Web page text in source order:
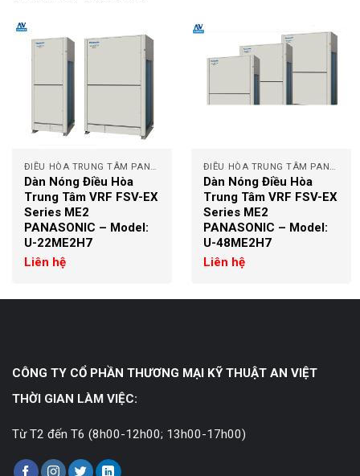
ĐIỀU HÒA TRUNG TÂM PANASONIC
Dàn Nóng Điều Hòa
Trung Tâm VRF FSV-EX
Series ME2
PANASONIC – Model:
U-22ME2H7
Liên hệ
ĐIỀU HÒA TRUNG TÂM PANASONIC
Dàn Nóng Điều Hòa
Trung Tâm VRF FSV-EX
Series ME2
PANASONIC – Model:
U-48ME2H7
Liên hệ
CÔNG TY CỔ PHẦN THƯƠNG MẠI KỸ THUẬT AN VIỆT
THỜI GIAN LÀM VIỆC:
Từ T2 đến T6 (8h00-12h00; 13h00-17h00)